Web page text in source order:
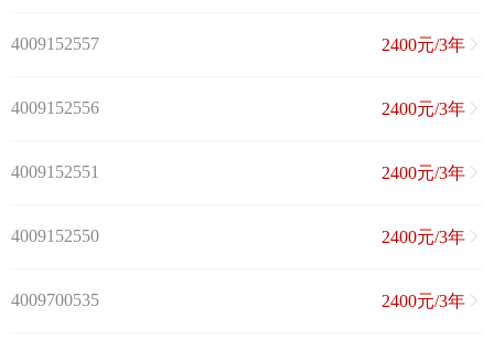
4009152557 2400元/3年
4009152556 2400元/3年
4009152551 2400元/3年
4009152550 2400元/3年
4009700535 2400元/3年